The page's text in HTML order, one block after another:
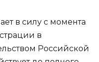
в силу с момента
в
Российской